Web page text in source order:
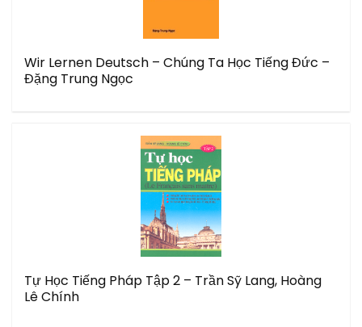
Wir Lernen Deutsch – Chúng Ta Học Tiếng Đức –
Đặng Trung Ngọc
Tự Học Tiếng Pháp Tập 2 – Trần Sỹ Lang, Hoàng
Lê Chính